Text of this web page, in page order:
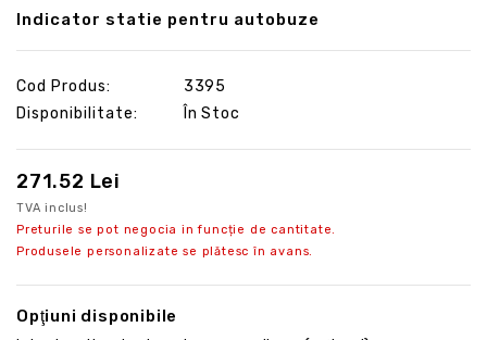
Indicator statie pentru autobuze
Cod Produs:
3395
Disponibilitate:
În Stoc
271.52 Lei
TVA inclus!
Preturile se pot negocia in funcție de cantitate.
Produsele personalizate se plătesc în avans.
Opţiuni disponibile